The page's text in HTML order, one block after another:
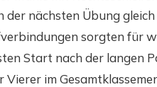
der nächsten Übung
sorgten für
Start nach der langen
Vierer im